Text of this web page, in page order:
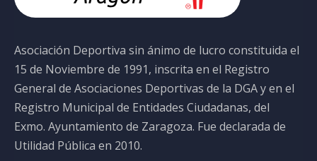
Asociación Deportiva sin ánimo de lucro constituida el
15 de Noviembre de 1991, inscrita en el Registro
General de Asociaciones Deportivas de la DGA y en el
Registro Municipal de Entidades Ciudadanas, del
Exmo. Ayuntamiento de Zaragoza. Fue declarada de
Utilidad Pública en 2010.